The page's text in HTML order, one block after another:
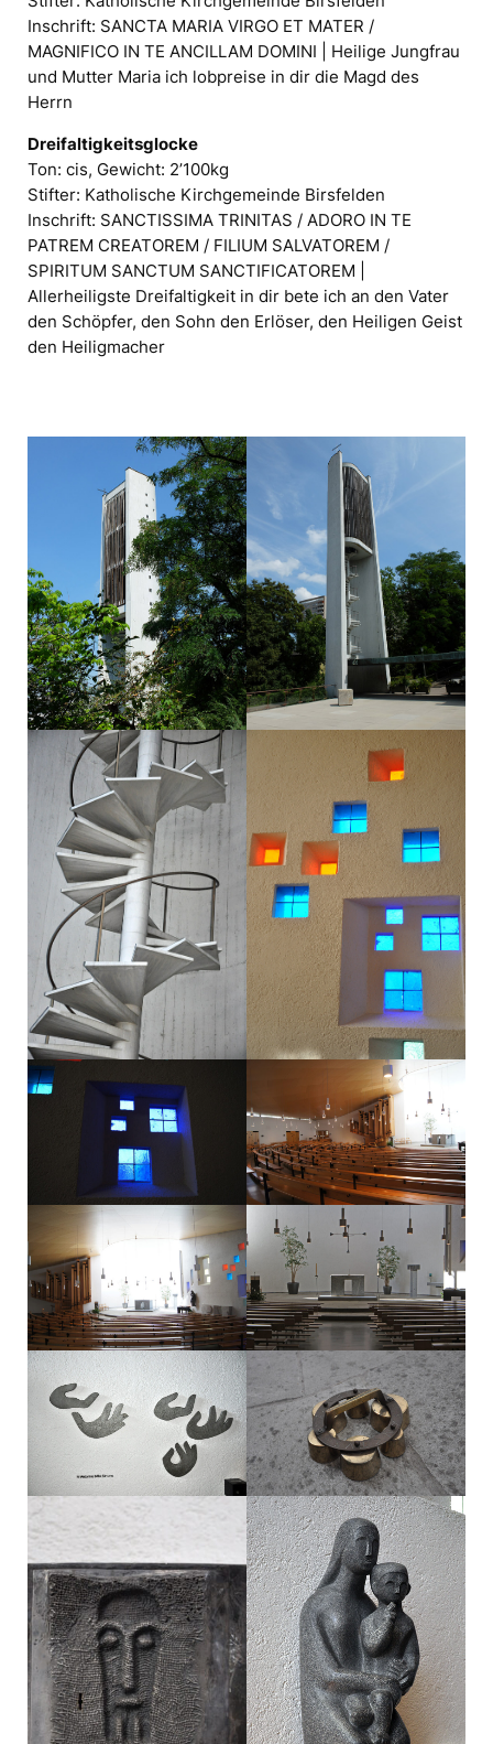
Inschrift: SANCTA MARIA VIRGO ET MATER /
MAGNIFICO IN TE ANCILLAM DOMINI | Heilige Jungfrau
und Mutter Maria ich lobpreise in dir die Magd des
Herrn
Dreifaltigkeitsglocke
Ton: cis, Gewicht: 2’100kg
Stifter: Katholische Kirchgemeinde Birsfelden
Inschrift: SANCTISSIMA TRINITAS / ADORO IN TE
PATREM CREATOREM / FILIUM SALVATOREM /
SPIRITUM SANCTUM SANCTIFICATOREM |
Allerheiligste Dreifaltigkeit in dir bete ich an den Vater
den Schöpfer, den Sohn den Erlöser, den Heiligen Geist
den Heiligmacher